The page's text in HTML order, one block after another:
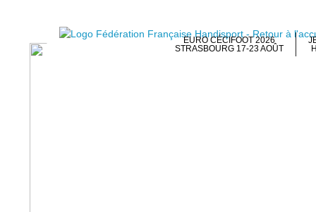
EURO CÉCIFOOT 2026
STRASBOURG 17-23 AOÛT